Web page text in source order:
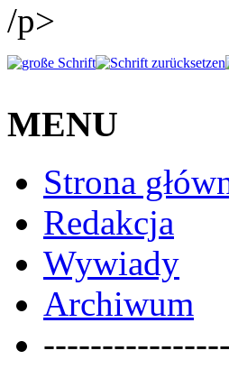
/p>
MENU
Strona
Redakcja
Wywiady
Archiwum